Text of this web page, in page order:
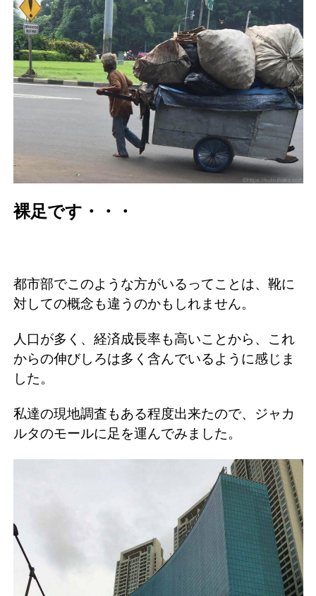
裸足です・・・
都市部でこのような方がいるってことは、靴に
対しての概念も違うのかもしれません。
人口が多く、経済成長率も高いことから、これ
からの伸びしろは多く含んでいるように感じま
した。
私達の現地調査もある程度出来たので、ジャカ
ルタのモールに足を運んでみました。